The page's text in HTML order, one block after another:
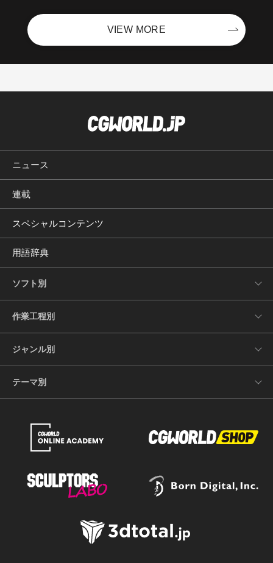
VIEW MORE
ニュース
連載
スペシャルコンテンツ
用語辞典
ソフト別
作業工程別
ジャンル別
テーマ別